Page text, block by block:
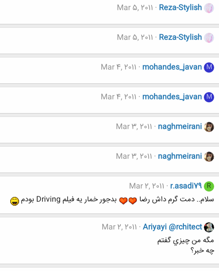
Reza-Stylish
Mar 5, 2011
Reza-Stylish
Mar 5, 2011
M
mohandes_javan
Mar 4, 2011
M
mohandes_javan
Mar 4, 2011
naghmeirani
Mar 3, 2011
naghmeirani
Mar 3, 2011
R
r.asadi79
Mar 2, 2011
سلام.. دمت گرم داش رضا
بدجور خمار یه فیلم Driving بودم
Ariyayi @rchitect
Mar 2, 2011
مگه من چيزي گفتم
چه خبر؟